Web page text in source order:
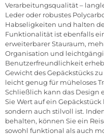
Verarbeitungsqualität –
Leder oder robustes
Habseligkeiten und halten
Funktionalität ist ebenfalls
erweiterbarer Stauraum,
Organisation und
Benutzerfreundlichkeit
Gewicht des Gepäckstücks
leicht genug für müheloses
Schließlich kann das Design
Sie Wert auf ein
sondern auch stilvoll ist.
behalten, können Sie ein
sowohl funktional als auch